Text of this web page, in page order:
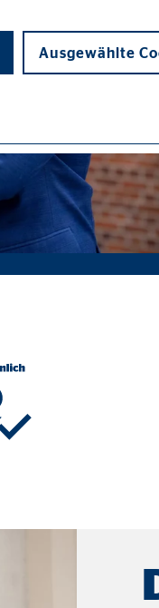
Ausgewählte
Funktionen
Speicherung
Speichern